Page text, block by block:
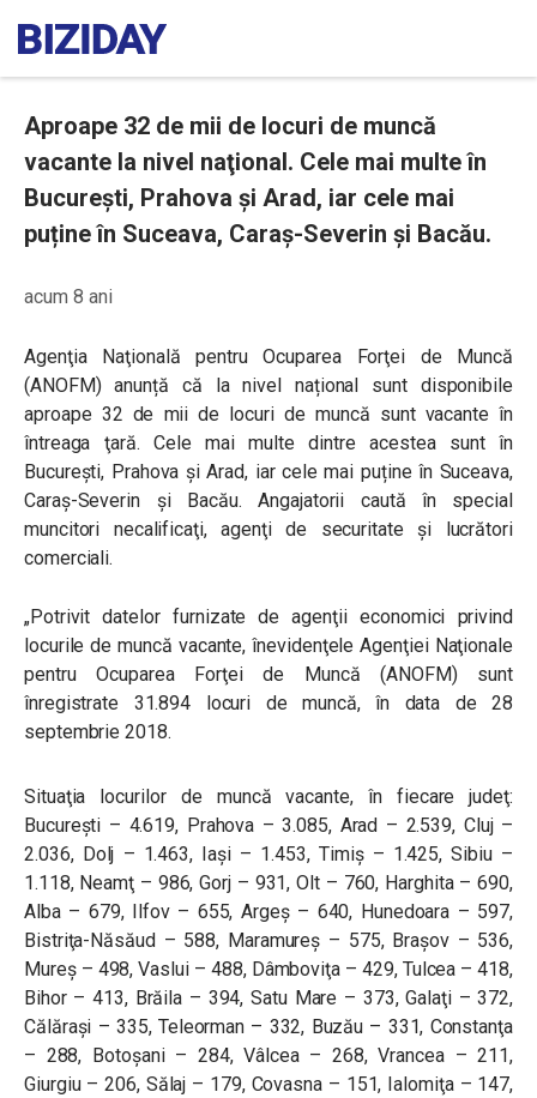
Aproape 32 de mii de locuri de muncă
vacante la nivel naţional. Cele mai multe în
Bucureşti, Prahova și Arad, iar cele mai
puține în Suceava, Caraș-Severin și Bacău.
acum 8 ani
Agenţia Naţională pentru Ocuparea Forţei de Muncă
(ANOFM) anunță că la nivel național sunt disponibile
aproape 32 de mii de locuri de muncă sunt vacante în
întreaga ţară. Cele mai multe dintre acestea sunt în
Bucureşti, Prahova şi Arad, iar cele mai puține în Suceava,
Caraș-Severin și Bacău. Angajatorii caută în special
muncitori necalificaţi, agenţi de securitate şi lucrători
comerciali.
„Potrivit datelor furnizate de agenţii economici privind
locurile de muncă vacante, înevidenţele Agenţiei Naţionale
pentru Ocuparea Forţei de Muncă (ANOFM) sunt
înregistrate 31.894 locuri de muncă, în data de 28
septembrie 2018.
Situaţia locurilor de muncă vacante, în fiecare judeţ:
Bucureşti – 4.619, Prahova – 3.085, Arad – 2.539, Cluj –
2.036, Dolj – 1.463, Iaşi – 1.453, Timiş – 1.425, Sibiu –
1.118, Neamţ – 986, Gorj – 931, Olt – 760, Harghita – 690,
Alba – 679, Ilfov – 655, Argeș – 640, Hunedoara – 597,
Bistriţa-Năsăud – 588, Maramureş – 575, Braşov – 536,
Mureş – 498, Vaslui – 488, Dâmboviţa – 429, Tulcea – 418,
Bihor – 413, Brăila – 394, Satu Mare – 373, Galaţi – 372,
Călăraşi – 335, Teleorman – 332, Buzău – 331, Constanţa
– 288, Botoşani – 284, Vâlcea – 268, Vrancea – 211,
Giurgiu – 206, Sălaj – 179, Covasna – 151, Ialomiţa – 147,